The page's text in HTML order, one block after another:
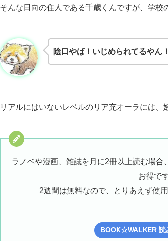
そんな日向の住人である千歳くんですが、学校
陰口やば！いじめられてるやん！
リアルにはいないレベルのリア充オーラには、
ラノベや漫画、雑誌を月に2冊以上読む場合、
お得です
2週間は無料なので、とりあえず使
BOOK☆WALKER 読